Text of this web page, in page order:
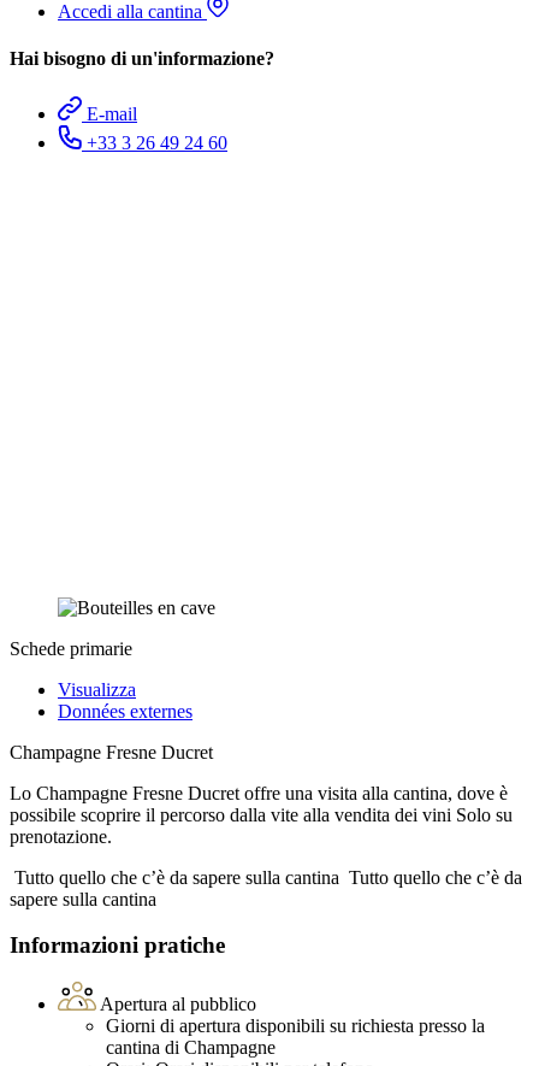
Accedi alla cantina
Hai bisogno di un'informazione?
E-mail
+33 3 26 49 24 60
Schede primarie
Visualizza
Données externes
Champagne Fresne Ducret
Lo Champagne Fresne Ducret offre una visita alla cantina, dove è
possibile scoprire il percorso dalla vite alla vendita dei vini Solo su
prenotazione.
Tutto quello che c’è da sapere sulla cantina Tutto quello che c’è da
sapere sulla cantina
Informazioni pratiche
Apertura al pubblico
Giorni di apertura disponibili su richiesta presso la
cantina di Champagne